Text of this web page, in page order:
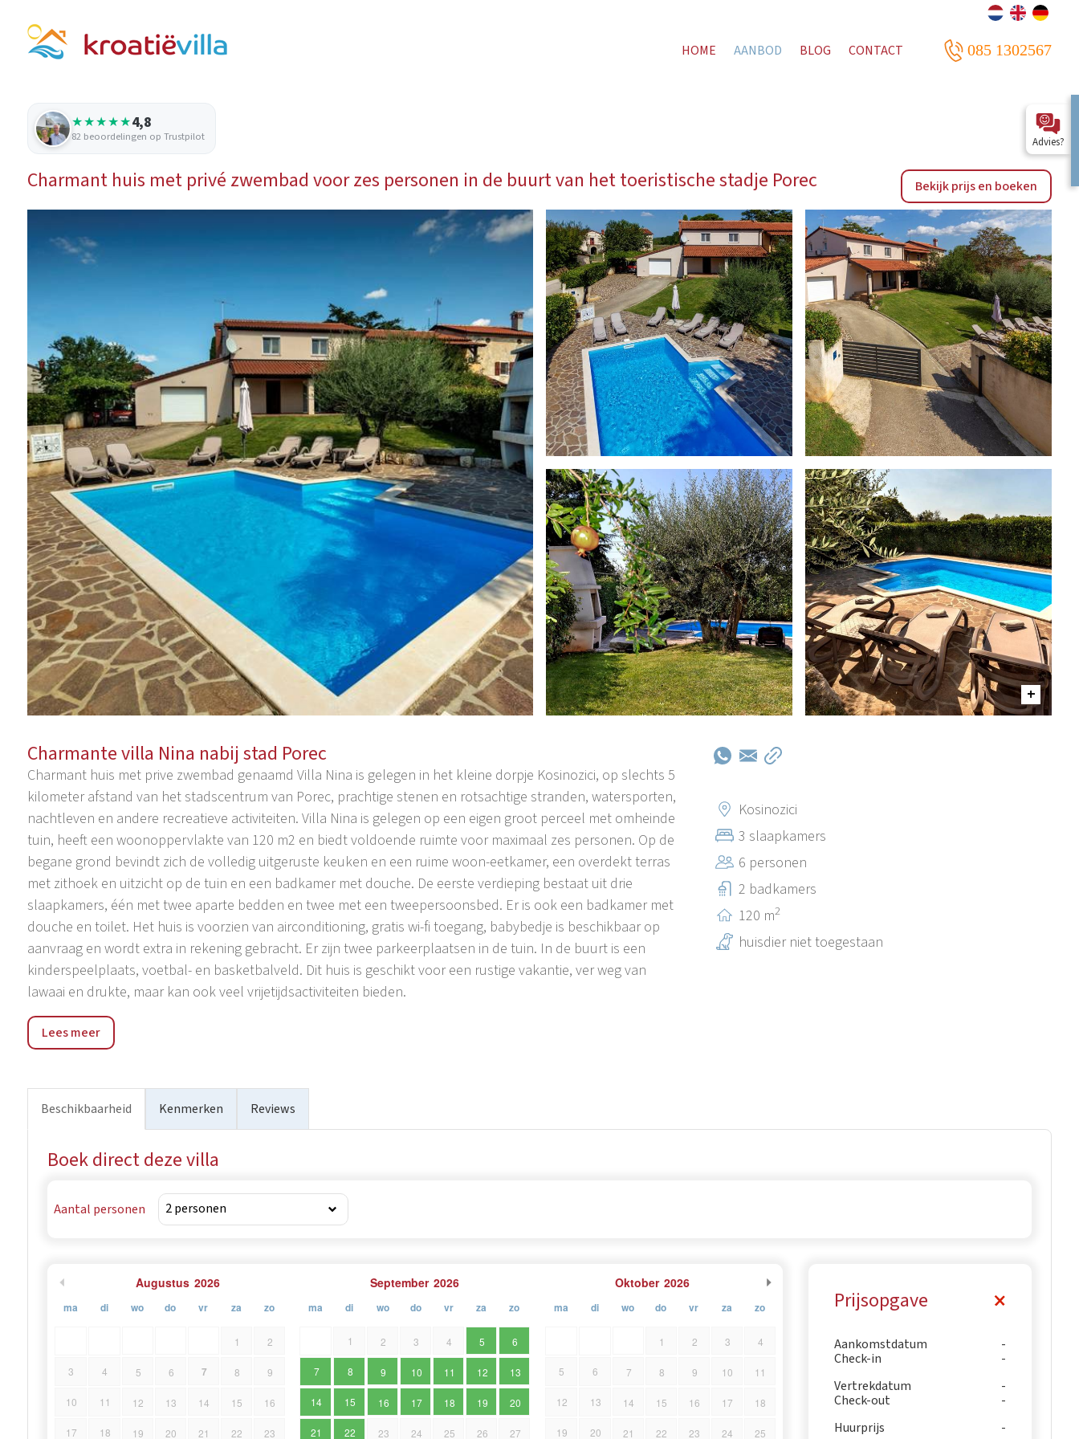
HOME AANBOD BLOG CONTACT 085 1302567
★★★★★4,8
82 beoordelingen op Trustpilot
Charmant huis met privé zwembad voor zes personen in de buurt van het toeristische stadje Porec Bekijk prijs en boeken
Charmante villa Nina nabij stad Porec
Charmant huis met prive zwembad genaamd Villa Nina is gelegen in het kleine dorpje Kosinozici, op slechts 5
kilometer afstand van het stadscentrum van Porec, prachtige stenen en rotsachtige stranden, watersporten,
nachtleven en andere recreatieve activiteiten. Villa Nina is gelegen op een eigen groot perceel met omheinde
tuin, heeft een woonoppervlakte van 120 m2 en biedt voldoende ruimte voor maximaal zes personen. Op de
begane grond bevindt zich de volledig uitgeruste keuken en een ruime woon-eetkamer, een overdekt terras
met zithoek en uitzicht op de tuin en een badkamer met douche. De eerste verdieping bestaat uit drie
slaapkamers, één met twee aparte bedden en twee met een tweepersoonsbed. Er is ook een badkamer met
douche en toilet. Het huis is voorzien van airconditioning, gratis wi-fi toegang, babybedje is beschikbaar op
aanvraag en wordt extra in rekening gebracht. Er zijn twee parkeerplaatsen in de tuin. In de buurt is een
kinderspeelplaats, voetbal- en basketbalveld. Dit huis is geschikt voor een rustige vakantie, ver weg van
lawaai en drukte, maar kan ook veel vrijetijdsactiviteiten bieden.
Kosinozici, klein dorpje op slechts ongeveer 3 km van het centrum van Porec. Als je op zoek bent naar een
zeer mooie en rustige vakantie is dit de juiste oplossing voor jou. De huizen zijn omgeven door bossen, er zijn
van Porec en de omliggende dorpen. De plek is perfect om in alle rust te genieten van de prachtige sfeer van
Lees meer
Kosinozici
3 slaapkamers
6 personen
2 badkamers
120 m2
huisdier niet toegestaan
Beschikbaarheid Kenmerken Reviews
Boek direct deze villa
Aantal personen
Augustus 2026
ma di wo do vr za zo
1 2
3 4 5 6 7 8 9
10 11 12 13 14 15 16
17 18 19 20 21 22 23
September 2026
ma di wo do vr za zo
1 2 3 4 5 6
7 8 9 10 11 12 13
14 15 16 17 18 19 20
21 22 23 24 25 26 27
Oktober 2026
ma di wo do vr za zo
1 2 3 4
5 6 7 8 9 10 11
12 13 14 15 16 17 18
19 20 21 22 23 24 25
Prijsopgave
Aankomstdatum
Check-in
Vertrekdatum
Check-out
Huurprijs
Advies?